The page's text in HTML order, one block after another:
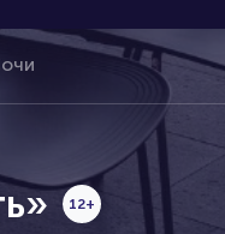
12+